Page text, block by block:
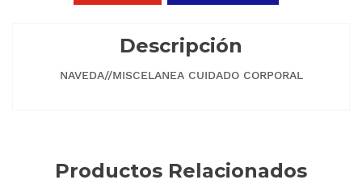
Descripción
NAVEDA//MISCELANEA CUIDADO CORPORAL
Productos Relacionados